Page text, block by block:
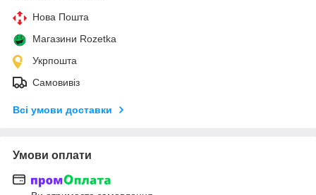
Нова Пошта
Магазини Rozetka
Укрпошта
Самовивіз
Всі умови доставки
Умови оплати